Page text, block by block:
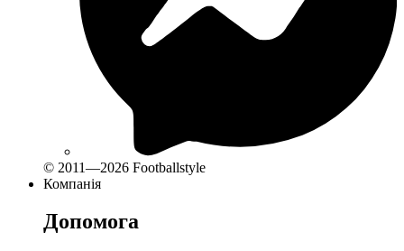
© 2011—2026 Footballstyle
Компанія
Допомога